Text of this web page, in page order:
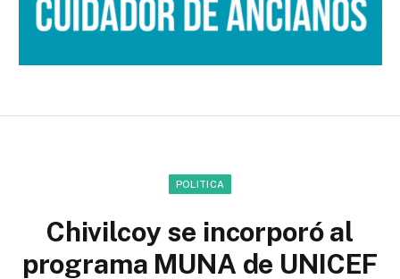
POLITICA
Chivilcoy se incorporó al
programa MUNA de UNICEF